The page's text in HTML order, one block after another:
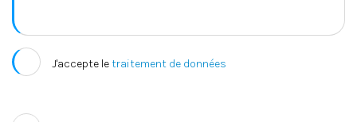
J'accepte le traitement de données